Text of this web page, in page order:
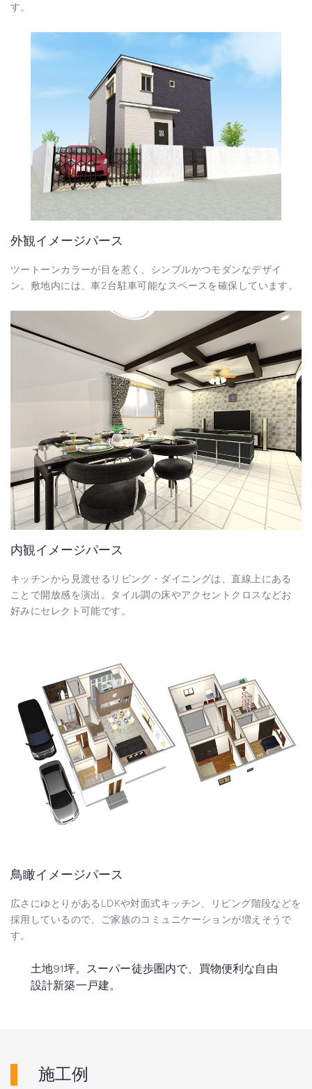
す。
外観イメージパース
ツートーンカラーが目を惹く、シンプルかつモダンなデザイ
ン。敷地内には、車2台駐車可能なスペースを確保しています。
内観イメージパース
キッチンから見渡せるリビング・ダイニングは、直線上にある
ことで開放感を演出。タイル調の床やアクセントクロスなどお
好みにセレクト可能です。
鳥瞰イメージパース
広さにゆとりがあるLDKや対面式キッチン、リビング階段などを
採用しているので、ご家族のコミュニケーションが増えそうで
す。
土地91坪。スーパー徒歩圏内で、買物便利な自由
設計新築一戸建。
施工例